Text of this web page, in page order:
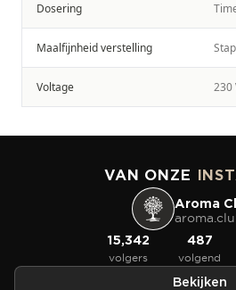
Dosering
Maalfijnheid verstelling
Voltage 230
VAN ONZE
Aroma
15,342
volgers
487
volgend
Bekijken